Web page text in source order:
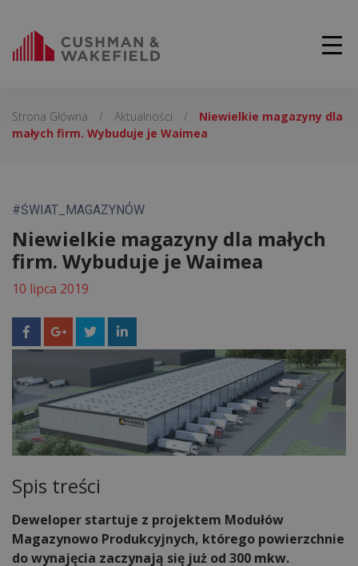
Strona Główna / Aktualności /
Niewielkie magazyny dla
małych firm. Wybuduje je Waimea
#ŚWIAT_MAGAZYNÓW
Niewielkie magazyny dla małych
firm. Wybuduje je Waimea
10 lipca 2019
Spis treści
Deweloper startuje z projektem Modułów
Magazynowo Produkcyjnych, którego powierzchnie
do wynajęcia zaczynają się już od 300 mkw.